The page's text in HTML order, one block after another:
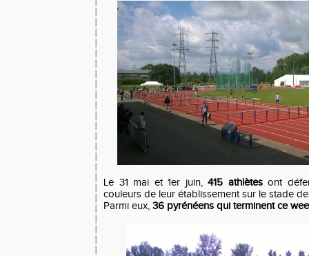
Le 31 mai et 1er juin,415 athlètesont
couleurs de leur établissement sur le stade
Parmi eux, 36 pyrénéens qui terminent ce